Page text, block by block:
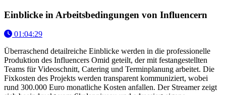
Einblicke in Arbeitsbedingungen von Influencern
01:04:29
Überraschend detailreiche Einblicke werden in die professionelle
Produktion des Influencers Omid geteilt, der mit festangestellten
Teams für Videoschnitt, Catering und Terminplanung arbeitet. Die
Fixkosten des Projekts werden transparent kommuniziert, wobei
rund 300.000 Euro monatliche Kosten anfallen. Der Streamer zeigt